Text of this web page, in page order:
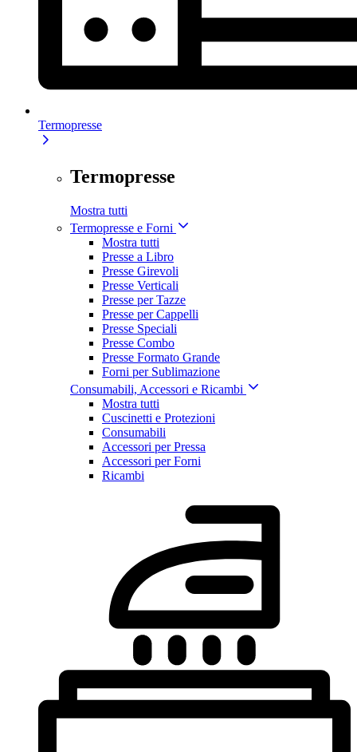
Termopresse
Termopresse
Mostra tutti
Termopresse e Forni
Mostra tutti
Presse a Libro
Presse Girevoli
Presse Verticali
Presse per Tazze
Presse per Cappelli
Presse Speciali
Presse Combo
Presse Formato Grande
Forni per Sublimazione
Consumabili, Accessori e Ricambi
Mostra tutti
Cuscinetti e Protezioni
Consumabili
Accessori per Pressa
Accessori per Forni
Ricambi